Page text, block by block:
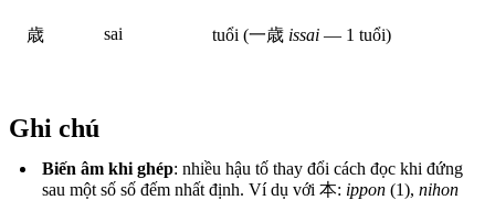
歳 sai tuổi (一歳 issai — 1 tuổi)
Ghi chú
Biến âm khi ghép: nhiều hậu tố thay đổi cách đọc khi đứng
sau một số số đếm nhất định. Ví dụ với 本: ippon (1), nihon